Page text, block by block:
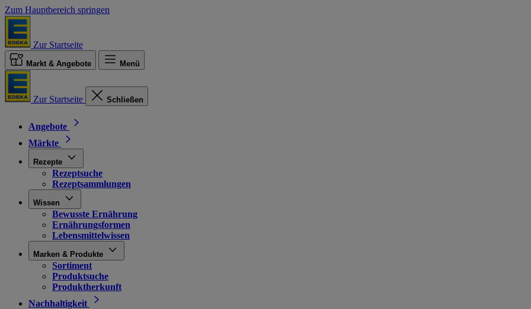
Zum Hauptbereich springen
Zur Startseite
Markt & Angebote Menü
Zur Startseite Schließen
Angebote
Märkte
Rezepte
Rezeptsuche
Rezeptsammlungen
Wissen
Bewusste Ernährung
Ernährungsformen
Lebensmittelwissen
Marken & Produkte
Sortiment
Produktsuche
Produktherkunft
Nachhaltigkeit